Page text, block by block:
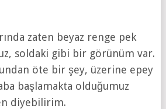
zaten beyaz renge pek
soldaki gibi bir görünüm var.
öte bir şey, üzerine epey
başlamakta olduğumuz
diyebilirim.